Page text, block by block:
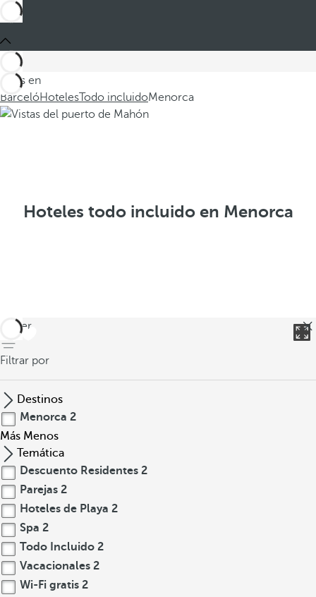
Estás en
BarcelóHotelesTodo incluidoMenorca
Hoteles todo incluido en Menorca
volver
Filtrar por
Destinos
Menorca 2
Más Menos
Temática
Descuento Residentes 2
Parejas 2
Hoteles de Playa 2
Spa 2
Todo Incluido 2
Vacacionales 2
Wi-Fi gratis 2